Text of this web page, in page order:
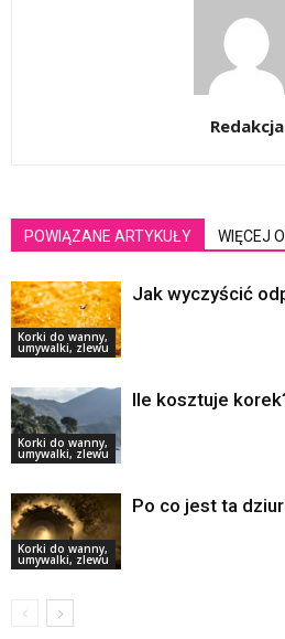
Redakcja
POWIĄZANE ARTYKUŁY WIĘCEJ
Korki do wanny,
umywalki, zlewu
Jak wyczyścić
Korki do wanny,
umywalki, zlewu
Ile kosztuje
Korki do wanny,
umywalki, zlewu
Po co jest ta